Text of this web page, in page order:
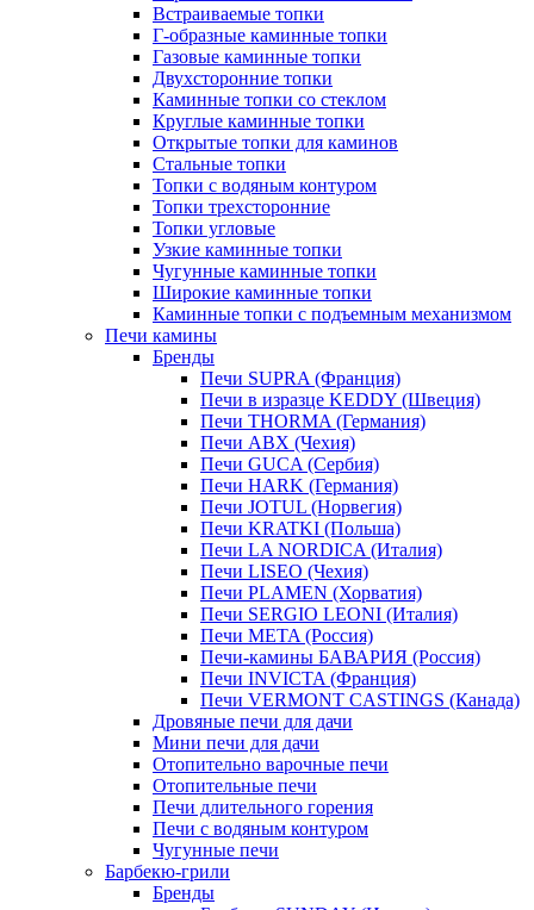
Встраиваемые топки
Г-образные каминные топки
Газовые каминные топки
Двухсторонние топки
Каминные топки со стеклом
Круглые каминные топки
Открытые топки для каминов
Стальные топки
Топки с водяным контуром
Топки трехсторонние
Топки угловые
Узкие каминные топки
Чугунные каминные топки
Широкие каминные топки
Каминные топки с подъемным механизмом
Печи камины
Бренды
Печи SUPRA (Франция)
Печи в изразце KEDDY (Швеция)
Печи THORMA (Германия)
Печи ABX (Чехия)
Печи GUCA (Сербия)
Печи HARK (Германия)
Печи JOTUL (Норвегия)
Печи KRATKI (Польша)
Печи LA NORDICA (Италия)
Печи LISEO (Чехия)
Печи PLAMEN (Хорватия)
Печи SERGIO LEONI (Италия)
Печи META (Россия)
Печи-камины БАВАРИЯ (Россия)
Печи INVICTA (Франция)
Печи VERMONT CASTINGS (Канада)
Дровяные печи для дачи
Мини печи для дачи
Отопительно варочные печи
Отопительные печи
Печи длительного горения
Печи с водяным контуром
Чугунные печи
Барбекю-грили
Бренды